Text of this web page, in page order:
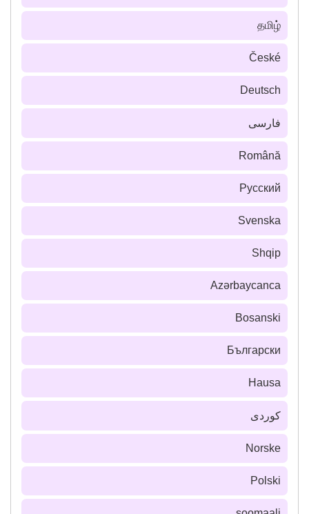
தமிழ்
České
Deutsch
فارسى
Română
Русский
Svenska
Shqip
Azərbaycanca
Bosanski
Български
Hausa
كوردی
Norske
Polski